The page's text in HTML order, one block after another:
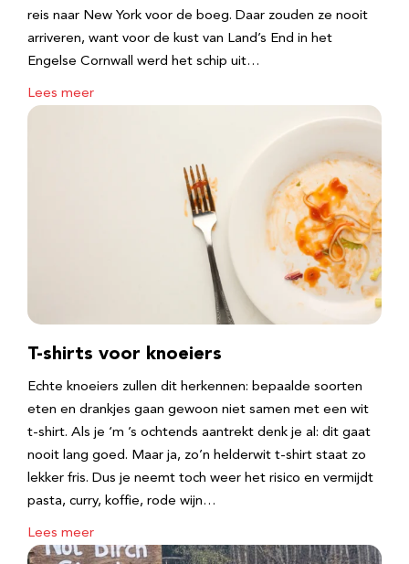
reis naar New York voor de boeg. Daar zouden ze nooit
arriveren, want voor de kust van Land’s End in het
Engelse Cornwall werd het schip uit…
Lees meer
T-shirts voor knoeiers
Echte knoeiers zullen dit herkennen: bepaalde soorten
eten en drankjes gaan gewoon niet samen met een wit
t-shirt. Als je ‘m ’s ochtends aantrekt denk je al: dit gaat
nooit lang goed. Maar ja, zo’n helderwit t-shirt staat zo
lekker fris. Dus je neemt toch weer het risico en vermijdt
pasta, curry, koffie, rode wijn…
Lees meer